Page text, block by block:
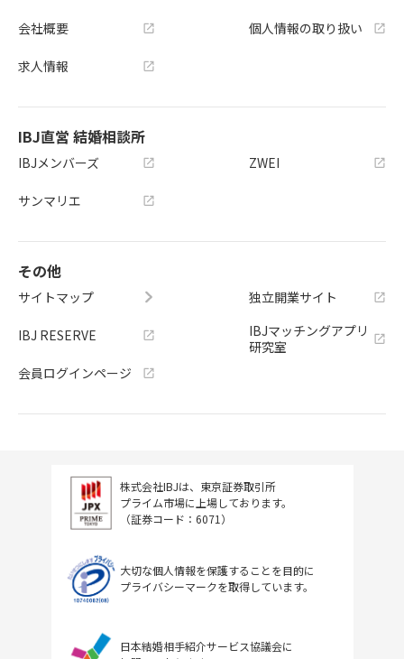
会社概要
求人情報
個人情報の取り扱い
IBJ直営 結婚相談所
IBJメンバーズ
サンマリエ
ZWEI
その他
サイトマップ
IBJ RESERVE
会員ログインページ
独立開業サイト
IBJマッチングアプリ
研究室
株式会社IBJは、東京証券取引所
プライム市場に上場しております。
（証券コード：6071）
大切な個人情報を保護することを目的に
プライバシーマークを取得しています。
日本結婚相手紹介サービス協議会に